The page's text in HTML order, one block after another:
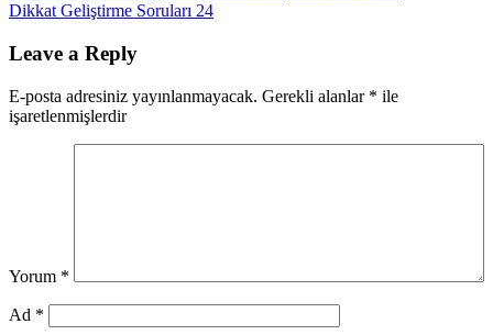
gezinmesi
Post:
Next
Dikkat Geliştirme Soruları 24
Leave a Reply
E-posta adresiniz yayınlanmayacak. Gerekli alanlar * ile
işaretlenmişlerdir
Yorum *
Ad *